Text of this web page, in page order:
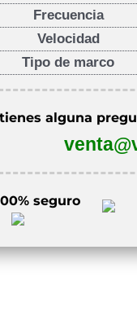
Frecuencia
Velocidad
Tipo de marco
alguna
seguro